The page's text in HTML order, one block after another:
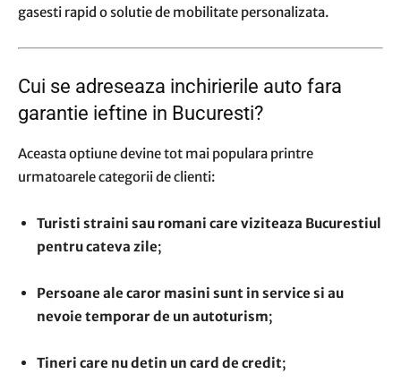
gasesti rapid o solutie de mobilitate personalizata.
Cui se adreseaza inchirierile auto fara
garantie ieftine in Bucuresti?
Aceasta optiune devine tot mai populara printre
urmatoarele categorii de clienti:
Turisti straini sau romani care viziteaza Bucurestiul
pentru cateva zile;
Persoane ale caror masini sunt in service si au
nevoie temporar de un autoturism;
Tineri care nu detin un card de credit;